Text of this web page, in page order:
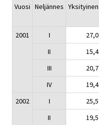
Vuosi Neljännes Yksityinen
2001
I 27,0
II
15,4
III
20,7
IV
19,4
2002
I 25,5
II
19,5